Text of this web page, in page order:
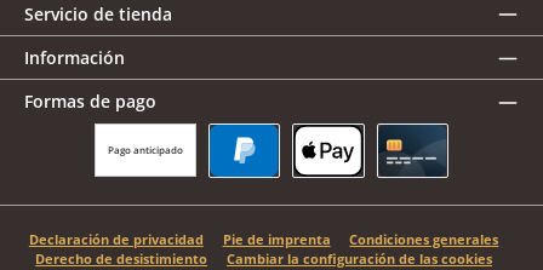
Servicio de tienda
Información
Formas de pago
Pago anticipado
Declaración de privacidad Pie de imprenta
Condiciones generales
Derecho de desistimiento
Cambiar la configuración de las cookies